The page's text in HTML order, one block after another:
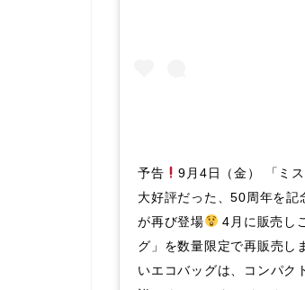
予告 9月4日（金） 「ミ
大好評だった、50周年を
が再び登場
4月に販売し
グ」を数量限定で再販売し
いエコバッグは、コンパク